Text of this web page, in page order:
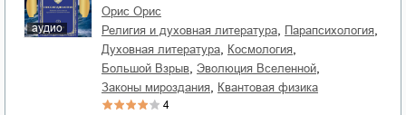
аудио
Орис Орис
религия и духовная литература
парапсихология
духовная литература космология
Большой Взрыв эволюция Вселенной
законы мироздания квантовая физика
4